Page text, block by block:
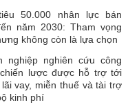
50.000 nhân lực bán
năm 2030: Tham vọng
không còn là lựa chọn
nghiệp nghiên cứu công
lược được hỗ trợ tới
lãi vay, miễn thuế và tài trợ
kinh phí